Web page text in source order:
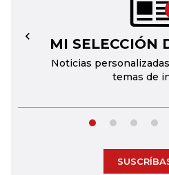
MI SELECCIÓN
Noticias
temas de
←